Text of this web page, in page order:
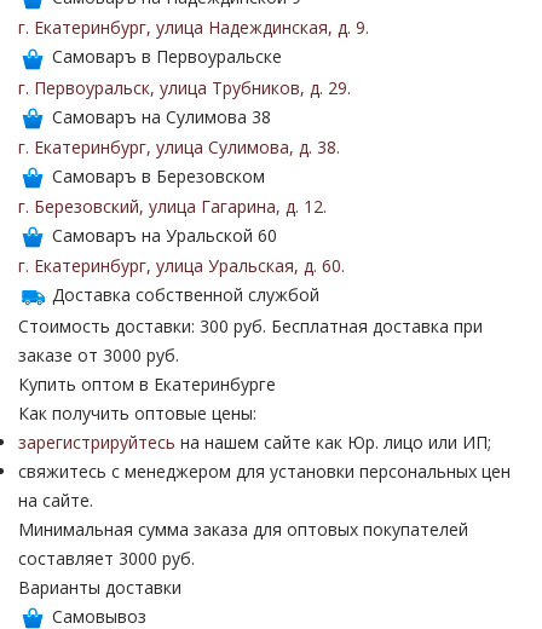
г. Екатеринбург, улица Надеждинская, д. 9.
Самоваръ в Первоуральске
г. Первоуральск, улица Трубников, д. 29.
Самоваръ на Сулимова 38
г. Екатеринбург, улица Сулимова, д. 38.
Самоваръ в Березовском
г. Березовский, улица Гагарина, д. 12.
Самоваръ на Уральской 60
г. Екатеринбург, улица Уральская, д. 60.
Доставка собственной службой
Стоимость доставки: 300 руб. Бесплатная доставка при
заказе от 3000 руб.
Купить оптом в Екатеринбурге
Как получить оптовые цены:
зарегистрируйтесь на нашем сайте как Юр. лицо или ИП;
свяжитесь с менеджером для установки персональных цен
на сайте.
Минимальная сумма заказа для оптовых покупателей
составляет 3000 руб.
Варианты доставки
Самовывоз